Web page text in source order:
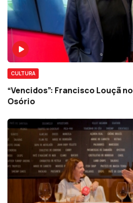
CULTURA
“Vencidos”: Francisco Louçã
Osório